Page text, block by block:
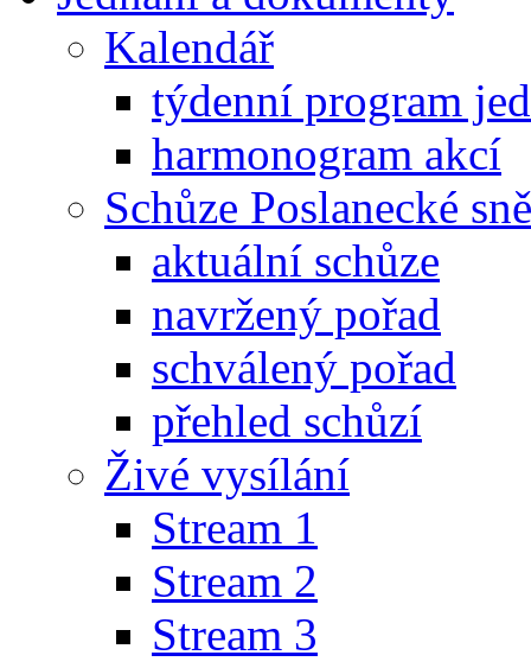
Kalendář
týdenní program
harmonogram akcí
Schůze Poslanecké
aktuální schůze
navržený pořad
schválený pořad
přehled schůzí
Živé vysílání
Stream 1
Stream 2
Stream 3